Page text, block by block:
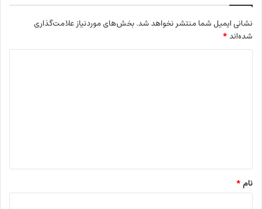
نشانی ایمیل شما منتشر نخواهد شد. بخش‌های موردنیاز علامت‌گذاری
شده‌اند*
نام*